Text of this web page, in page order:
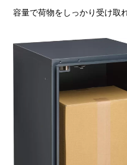
容量で荷物をしっかり受け取